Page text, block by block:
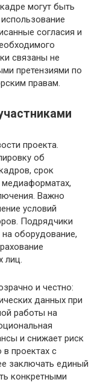
могут быть
согласия и
связаны не
претензиями по
правам.
проекта.
об
срок
медиаформатах,
Важно
условий
Подрядчики
оборудование,
лиц.
и честно:
данных при
работы на
и снижает риск
проектах с
заключать единый
конкретными